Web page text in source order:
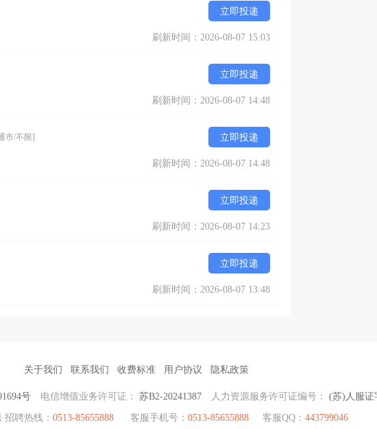
立即投递
刷新时间：2026-08-07 15:03
立即投递
刷新时间：2026-08-07 14:48
市/不限] 立即投递
刷新时间：2026-08-07 14:48
立即投递
刷新时间：2026-08-07 14:23
立即投递
刷新时间：2026-08-07 13:48
关于我们 联系我们 收费标准 用户协议 隐私政策
号 电信增值业务许可证： 苏B2-20241387 人力资源服务许可证编号： (苏)人服证
招聘热线： 0513-85655888 客服手机号： 0513-85655888 客服QQ： 443799046